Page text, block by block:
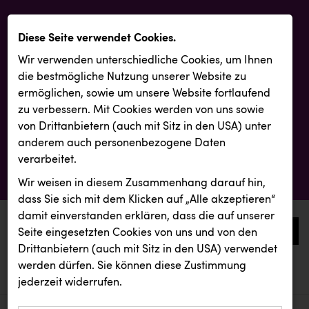
0
aktuelle aussendungen
aktuelle aussendungen
Diese Seite verwendet Cookies.
Wir verwenden unterschiedliche Cookies, um Ihnen
die best­mögliche Nutzung unserer Website zu
ermöglichen, sowie um unsere Website fortlaufend
zu verbessern. Mit Cookies werden von uns sowie
von Drittanbietern (auch mit Sitz in den USA) unter
anderem auch personenbezogene Daten
verarbeitet.
Wir weisen in diesem Zusammenhang darauf hin,
dass Sie sich mit dem Klicken auf „Alle akzeptieren“
damit ein­ver­standen erklären, dass die auf unserer
Seite eingesetzten Cookies von uns und von den
Drittanbietern (auch mit Sitz in den USA) verwendet
werden dürfen. Sie können diese Zustimmung
jederzeit widerrufen.